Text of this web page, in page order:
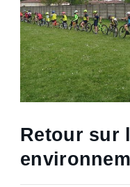
Retour sur